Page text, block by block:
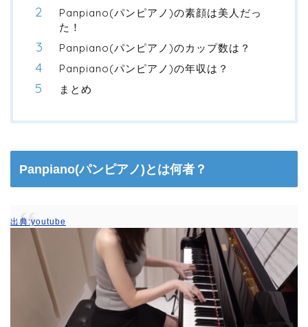
Panpiano(パンピアノ)の素顔は美人だっ
た！
Panpiano(パンピアノ)のカップ数は？
Panpiano(パンピアノ)の年収は？
まとめ
Panpiano(パンピアノ)とは何者？
出典:youtube